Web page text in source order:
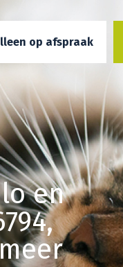
en
op afspraak